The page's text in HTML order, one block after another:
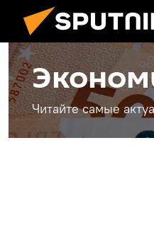
Читайте самые